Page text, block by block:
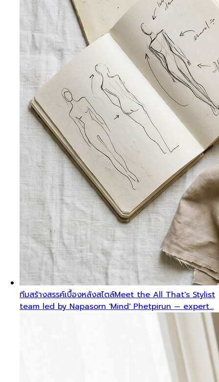
ทีมสร้างสรรค์เบื้องหลังสไตล์Meet the All That's Stylist
team led by Napasorn 'Mind' Phetpirun — expert…